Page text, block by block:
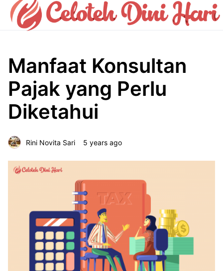
Manfaat Konsultan
Pajak yang Perlu
Diketahui
Rini Novita Sari 5 years ago